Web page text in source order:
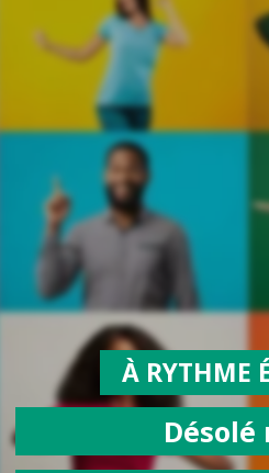
À RYTHME
Désolé